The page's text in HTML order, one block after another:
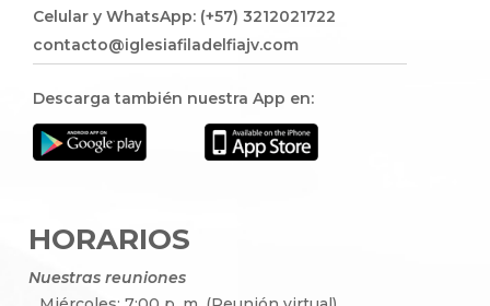
Celular y WhatsApp: (+57) 3212021722
contacto@iglesiafiladelfiajv.com
Descarga también nuestra App en:
HORARIOS
Nuestras reuniones